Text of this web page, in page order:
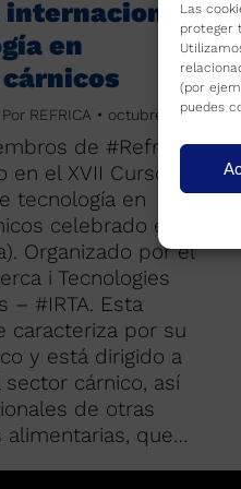
Las
proteger
(por
puedes
internacional
en
Por REFRICA octubre 5, 2018
de #Refrica
el XVII Curso
tecnología en
celebrado en
Organizado por el
i Tecnologies
– #IRTA. Esta
caracteriza por su
y está dirigido a
cárnico, así
de otras
alimentarias, que…